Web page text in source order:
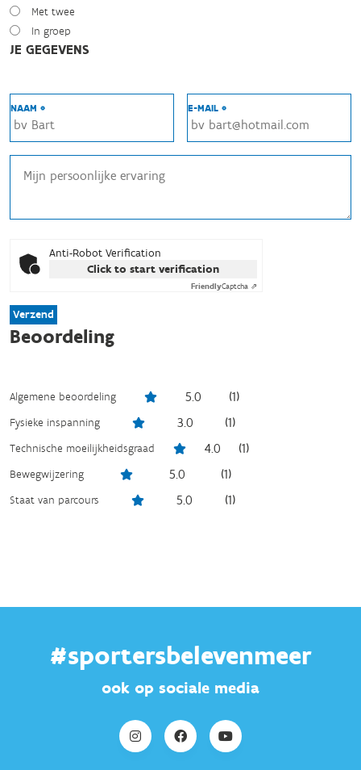
Met twee
In groep
JE GEGEVENS
NAAM * E-MAIL *
Anti-Robot Verification
Click to start verification
FriendlyCaptcha ⇗
Verzend
Beoordeling
Algemene beoordeling 5.0 (1)
Fysieke inspanning 3.0 (1)
Technische moeilijkheidsgraad 4.0 (1)
Bewegwijzering 5.0 (1)
Staat van parcours 5.0 (1)
#sportersbelevenmeer
ook op sociale media